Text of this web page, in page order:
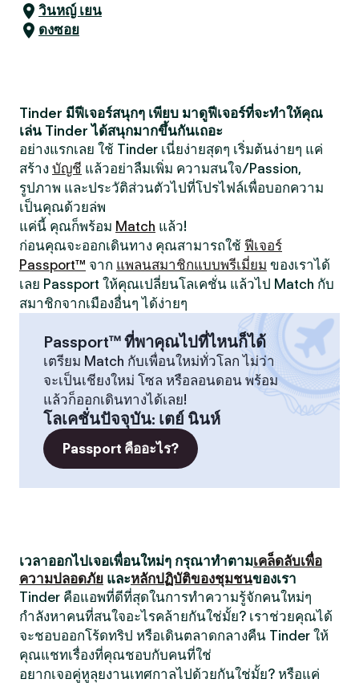
วินหญ์ เยน
ดงซอย
Tinder มีฟีเจอร์สนุกๆ เพียบ มาดูฟีเจอร์ที่จะทำให้คุณ
เล่น Tinder ได้สนุกมากขึ้นกันเถอะ
อย่างแรกเลย ใช้ Tinder เนี่ยง่ายสุดๆ เริ่มต้นง่ายๆ แค่
สร้าง บัญชี แล้วอย่าลืมเพิ่ม ความสนใจ/Passion,
รูปภาพ และประวัติส่วนตัวไปที่โปรไฟล์เพื่อบอกความ
เป็นคุณด้วยล่พ
แค่นี้ คุณก็พร้อม Match แล้ว!
ก่อนคุณจะออกเดินทาง คุณสามารถใช้ ฟีเจอร์
Passport™ จาก แพลนสมาชิกแบบพรีเมี่ยม ของเราได้
เลย Passport ให้คุณเปลี่ยนโลเคชั่น แล้วไป Match กับ
สมาชิกจากเมืองอื่นๆ ได้ง่ายๆ
Passport™ ที่พาคุณไปที่ไหนก็ได้
เตรียม Match กับเพื่อนใหม่ทั่วโลก ไม่ว่า
จะเป็นเชียงใหม่ โซล หรือลอนดอน พร้อม
แล้วก็ออกเดินทางได้เลย!
โลเคชั่นปัจจุบัน: เตย์ นินห์
Passport คืออะไร?
เวลาออกไปเจอเพื่อนใหม่ๆ กรุณาทำตามเคล็ดลับเพื่อ
ความปลอดภัย และหลักปฏิบัติของชุมชนของเรา
Tinder คือแอพที่ดีที่สุดในการทำความรู้จักคนใหม่ๆ
กำลังหาคนที่สนใจอะไรคล้ายกันใช่มั้ย? เราช่วยคุณได้
จะชอบออกโร้ดทริป หรือเดินตลาดกลางคืน Tinder ให้
คุณแชทเรื่องที่คุณชอบกับคนที่ใช่
อยากเจอคู่หูลุยงานเทศกาลไปด้วยกันใช่มั้ย? หรือแค่